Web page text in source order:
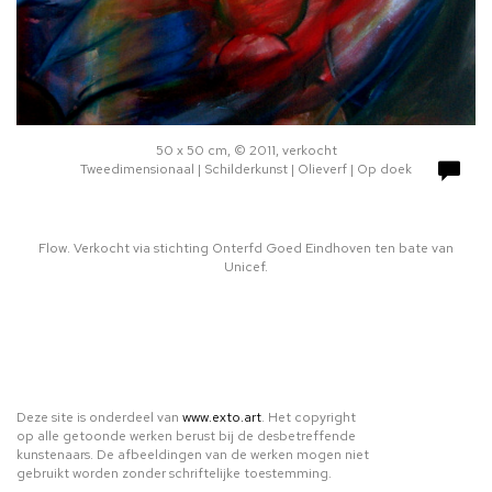
50 x 50 cm, © 2011, verkocht
Tweedimensionaal | Schilderkunst | Olieverf | Op doek
Flow. Verkocht via stichting Onterfd Goed Eindhoven ten bate van
Unicef.
Deze site is onderdeel van www.exto.art. Het copyright
op alle getoonde werken berust bij de desbetreffende
kunstenaars. De afbeeldingen van de werken mogen niet
gebruikt worden zonder schriftelijke toestemming.